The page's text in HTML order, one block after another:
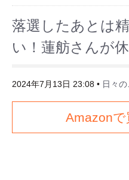
落選したあとは
い！蓮舫さんが
2024年7月13日 23:08 • 日々の
Amazonで